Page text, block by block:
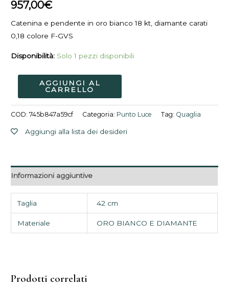
957,00€
Catenina e pendente in oro bianco 18 kt, diamante carati
0,18 colore F-GVS
Disponibilità: Solo 1 pezzi disponibili
AGGIUNGI AL
CARRELLO
COD:745b847a59cf Categoria: Punto Luce Tag: Quaglia
Aggiungi alla lista dei desideri
Informazioni aggiuntive
Taglia 42 cm
Materiale ORO BIANCO E DIAMANTE
Prodotti correlati